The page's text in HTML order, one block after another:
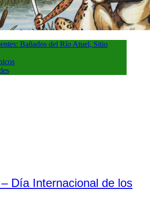
Bañados del Río Atuel, Sitio
Día Internacional de los